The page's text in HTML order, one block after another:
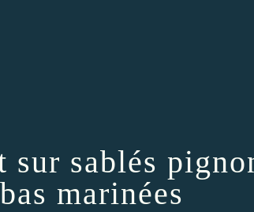
sur sablés
marinées